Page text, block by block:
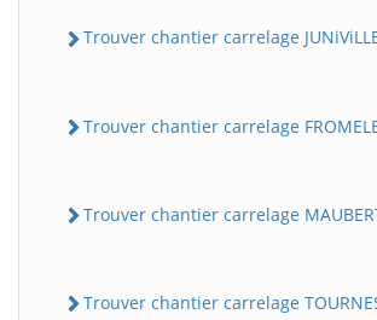
Trouver chantier carrelage
Trouver chantier carrelage
Trouver chantier carrelage
Trouver chantier carrelage